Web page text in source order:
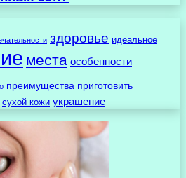
здоровье идеальное
места особенности
преимущества приготовить
сухой кожи украшение